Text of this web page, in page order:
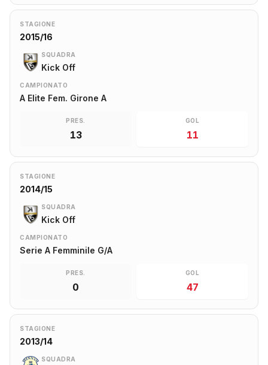
STAGIONE
2015/16
SQUADRA
Kick Off
CAMPIONATO
A Elite Fem. Girone A
PRES.
13
GOL
11
STAGIONE
2014/15
SQUADRA
Kick Off
CAMPIONATO
Serie A Femminile G/A
PRES.
0
GOL
47
STAGIONE
2013/14
SQUADRA